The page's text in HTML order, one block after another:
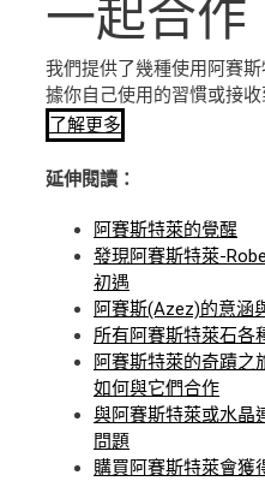
一起合作
我們提供了幾種使用阿賽
據你自己使用的習慣或接
了解更多
延伸閱讀：
阿賽斯特萊的覺醒
發現阿賽斯特萊-
初遇
阿賽斯(Azez)的意涵
所有阿賽斯特萊石各
阿賽斯特萊的奇蹟之
如何與它們合作
與阿賽斯特萊或水晶
問題
購買阿賽斯特萊會獲